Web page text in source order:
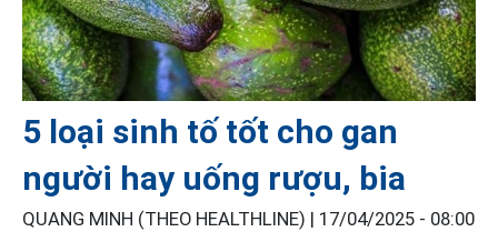
5 loại sinh tố tốt cho gan
người hay uống rượu, bia
QUANG MINH (THEO HEALTHLINE) | 17/04/2025 - 08:00